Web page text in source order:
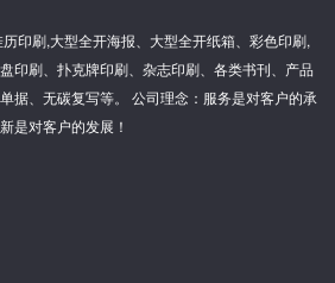
印刷,大型全开海报、大型全开纸箱、彩色印刷,
印刷、扑克牌印刷、杂志印刷、各类书刊、产品
据、无碳复写等。 公司理念：服务是对客户的承
是对客户的发展！